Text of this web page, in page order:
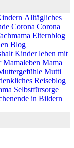
Alltägliches
Corona Corona
Elternblog
Blog
Kinder leben mit
Mamaleben Mama
Mutti
Reiseblog
Selbstfürsorge
in Bildern